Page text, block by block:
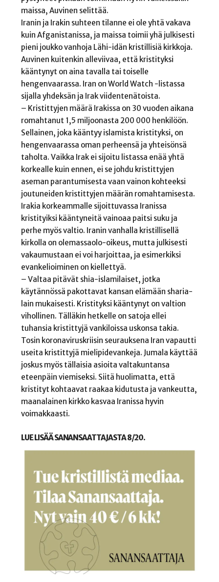
maissa, Auvinen selittää.
Iranin ja Irakin suhteen tilanne ei ole yhtä vakava
kuin Afganistanissa, ja maissa toimii yhä julkisesti
pieni joukko vanhoja Lähi-idän kristillisiä kirkkoja.
Auvinen kuitenkin alleviivaa, että kristityksi
kääntynyt on aina tavalla tai toiselle
hengenvaarassa. Iran on World Watch -listassa
sijalla yhdeksän ja Irak viidentenätoista.
– Kristittyjen määrä Irakissa on 30 vuoden aikana
romahtanut 1,5 miljoonasta 200 000 henkilöön.
Sellainen, joka kääntyy islamista kristityksi, on
hengenvaarassa oman perheensä ja yhteisönsä
taholta. Vaikka Irak ei sijoitu listassa enää yhtä
korkealle kuin ennen, ei se johdu kristittyjen
aseman parantumisesta vaan vainon kohteeksi
joutuneiden kristittyjen määrän romahtamisesta.
Irakia korkeammalle sijoittuvassa Iranissa
kristityiksi kääntyneitä vainoaa paitsi suku ja
perhe myös valtio. Iranin vanhalla kristillisellä
kirkolla on olemassaolo-oikeus, mutta julkisesti
vakaumustaan ei voi harjoittaa, ja esimerkiksi
evankelioiminen on kiellettyä.
– Valtaa pitävät shia-islamilaiset, jotka
käytännössä pakottavat kansan elämään sharia-
lain mukaisesti. Kristityksi kääntynyt on valtion
vihollinen. Tälläkin hetkelle on satoja ellei
tuhansia kristittyjä vankiloissa uskonsa takia.
Tosin koronaviruskriisin seurauksena Iran vapautti
useita kristittyjä mielipidevankeja. Jumala käyttää
joskus myös tällaisia asioita valtakuntansa
eteenpäin viemiseksi. Siitä huolimatta, että
kristityt kohtaavat raakaa kidutusta ja vankeutta,
maanalainen kirkko kasvaa Iranissa hyvin
voimakkaasti.
LUE LISÄÄ SANANSAATTAJASTA 8/20.